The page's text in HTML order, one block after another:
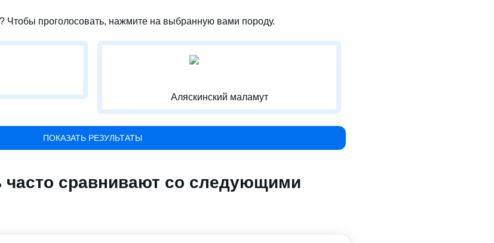
Чтобы проголосовать, нажмите на выбранную вами породу.
Аляскинский маламут
ПОКАЗАТЬ РЕЗУЛЬТАТЫ
часто сравнивают со следующими